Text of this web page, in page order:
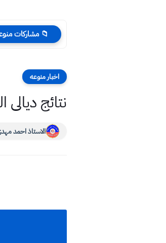
📁 مشاركات
اخبار منوعه
نتائج ديالى الثالث
الاستاذ احمد